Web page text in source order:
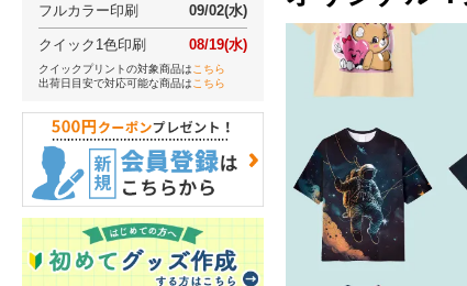
フルカラー印刷 09/02(水)
クイック1色印刷 08/19(水)
クイックプリントの対象商品は こちら
出荷日目安で対応可能な商品は こちら